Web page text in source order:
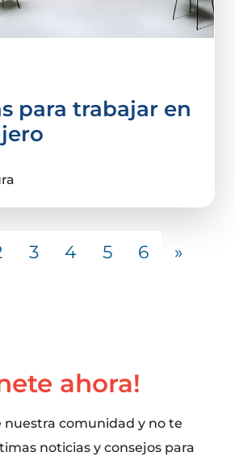
para trabajar en
3 4 5 6 »
ahora!
nuestra comunidad y no te
noticias y consejos para